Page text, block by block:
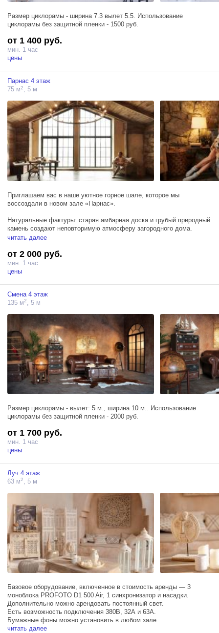
Размер циклорамы - ширина 7.3 вылет 5.5. Использование
циклорамы без защитной пленки - 1500 руб.
от 1 400 руб.
мин. 1 час
цены
Парнас 4 этаж
75 м2, 5 м
Приглашаем вас в наше уютное горное шале, которое мы
воссоздали в новом зале «Парнас».
Натуральные фактуры: старая амбарная доска и грубый природный
камень создают неповторимую атмосферу загородного дома.
В студии огромное окно во всю стену.
Ждем вас!
Базовое оборудование, включенное в стоимость аренды — 3
Дополнительно можно арендовать постоянный свет.
Есть возможность подключения 380В, 32А и 63А.
Бумажные фоны можно установить в любом зале.
читать далее
от 2 000 руб.
мин. 1 час
цены
Смена 4 этаж
135 м2 , 5 м
Размер циклорамы - вылет: 5 м., ширина 10 м.. Использование
циклорамы без защитной пленки - 2000 руб.
от 1 700 руб.
мин. 1 час
цены
Луч 4 этаж
63 м2, 5 м
Базовое оборудование, включенное в стоимость аренды — 3
моноблока PROFOTO D1 500 Air, 1 синхронизатор и насадки.
Дополнительно можно арендовать постоянный свет.
Есть возможность подключения 380В, 32А и 63А.
Бумажные фоны можно установить в любом зале.
читать далее